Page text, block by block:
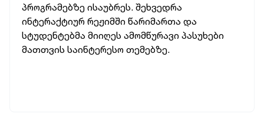
პროგრამებზე ისაუბრეს. შეხვედრა
ინტერაქტიურ რეჟიმში წარიმართა და
სტუდენტებმა მიიღეს ამომწურავი პასუხები
მათთვის საინტერესო თემებზე.